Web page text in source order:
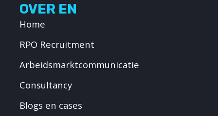
OVER EN
Home
RPO Recruitment
Arbeidsmarktcommunicatie
Consultancy
Blogs en cases